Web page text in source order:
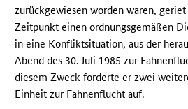
zurückgewiesen worden waren,
Zeitpunkt einen ordnungsgemäßen
in eine Konfliktsituation, aus der
Abend des 30. Juli 1985 zur
diesem Zweck forderte er zwei
Einheit zur Fahnenflucht auf.